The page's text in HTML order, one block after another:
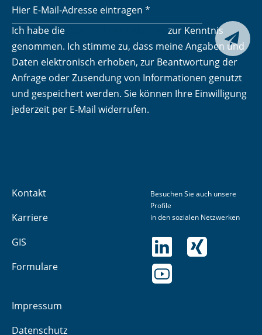
Ich habe die
zur Kenntnis
genommen. Ich stimme zu, dass meine Angaben und
Daten elektronisch erhoben, zur Beantwortung der
Anfrage oder Zusendung von Informationen genutzt
und gespeichert werden. Sie können Ihre Einwilligung
jederzeit per E-Mail widerrufen.
Senden

Kontakt
Karriere
GIS
Formulare
Impressum
Datenschutz
Besuchen Sie auch unsere
Profile
in den sozialen Netzwerken